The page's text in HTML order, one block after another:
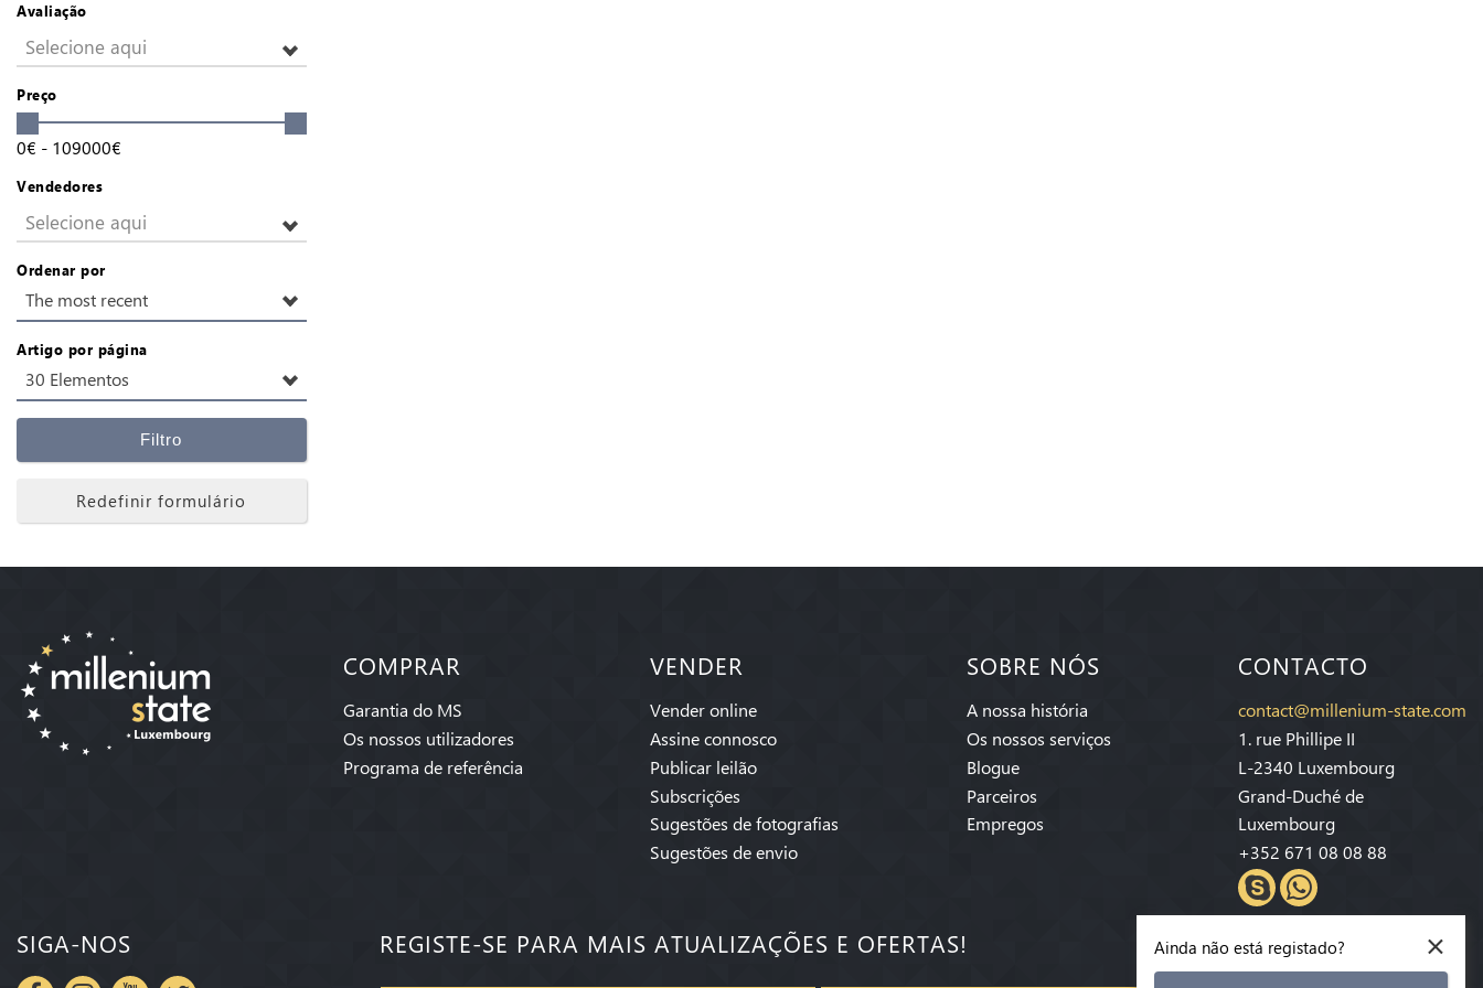
Avaliação
Selecione aqui
Preço
0€ - 109000€
Vendedores
Selecione aqui
Ordenar por
The most recent
Artigo por página
30 Elementos
Filtro
Redefinir formulário
COMPRAR
Garantia do MS
Os nossos utilizadores
Programa de referência
VENDER
Vender online
Assine connosco
Publicar leilão
Subscrições
Sugestões de fotografias
Sugestões de envio
SOBRE NÓS
A nossa história
Os nossos serviços
Blogue
Parceiros
Empregos
CONTACTO
contact@millenium-state.com
1. rue Phillipe II
L-2340 Luxembourg
Grand-Duché de
Luxembourg
+352 671 08 08 88
SIGA-NOS REGISTE-SE PARA MAIS ATUALIZAÇÕES E OFERTAS! ×
Ainda não está registado?